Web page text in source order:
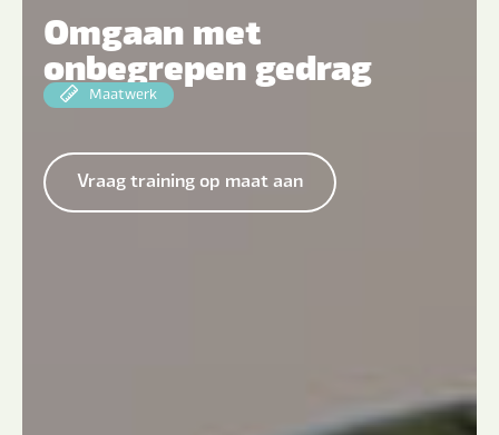
Omgaan met
onbegrepen gedrag
Maatwerk
Vraag training op maat aan